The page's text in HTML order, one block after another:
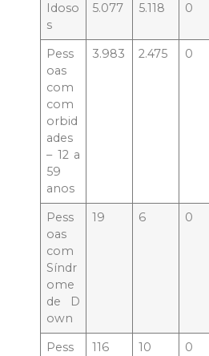
Idoso
s
5.077 5.118 0
Pess
oas
com
com
orbid
ades
– 12 a
59
anos
3.983 2.475 0
Pess
oas
com
Síndr
ome
de D
own
19 6 0
Pess
116 10 0